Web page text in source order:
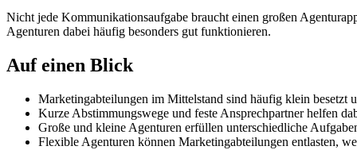
Nicht jede Kommunikationsaufgabe braucht einen großen
Agenturen dabei häufig besonders gut funktionieren.
Auf einen Blick
Marketingabteilungen im Mittelstand sind häufig klein besetzt
Kurze Abstimmungswege und feste Ansprechpartner helfen
Große und kleine Agenturen erfüllen unterschiedliche
Flexible Agenturen können Marketingabteilungen entlasten,